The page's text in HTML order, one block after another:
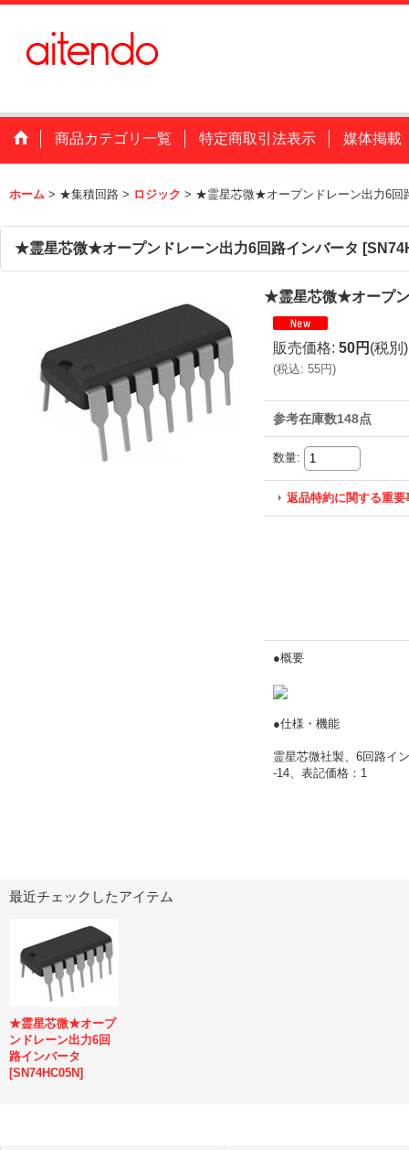
商品カテゴリ一覧 特定商取引法表示 媒体掲載
ホーム > ★集積回路 > ロジック > ★霊星芯微★オープンドレーン出力6回
★霊星芯微★オープンドレーン出力6回路インバータ [
★霊星芯微★オープン
販売価格: 50円 (税別)
(税込: 55円)
参考在庫数148点
数量:
返品特約に関する重要
●概要
●仕様・機能
霊星芯微社製、6回路イ
-14、表記価格：1
最近チェックしたアイテム
★霊星芯微★オープ
ンドレーン出力6回
路インバータ
[SN74HC05N]